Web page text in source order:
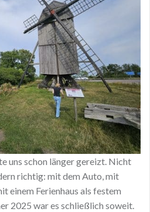
uns schon länger gereizt. Nicht
richtig: mit dem Auto, mit
einem Ferienhaus als festem
2025 war es schließlich soweit.